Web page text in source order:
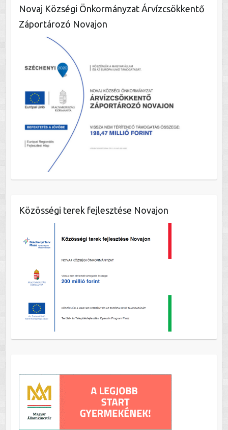
Novaj Községi Önkormányzat Árvízcsökkentő
Záportározó Novajon
Közösségi terek fejlesztése Novajon